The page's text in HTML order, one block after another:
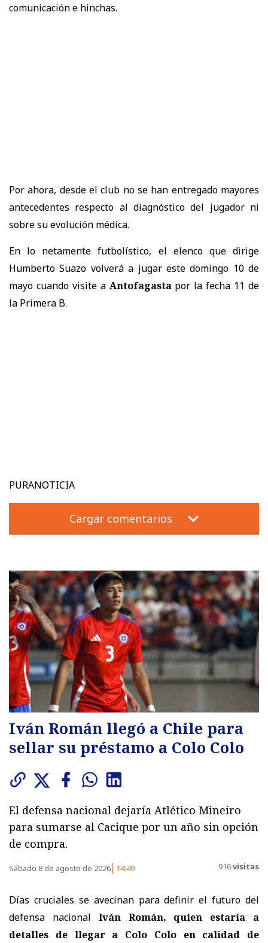
comunicación e hinchas.
Por ahora, desde el club no se han entregado mayores
antecedentes respecto al diagnóstico del jugador ni
sobre su evolución médica.
En lo netamente futbolístico, el elenco que dirige
Humberto Suazo volverá a jugar este domingo 10 de
mayo cuando visite a Antofagastapor la fecha 11 de
la Primera B.
PURANOTICIA
Cargar comentarios
Iván Román llegó a Chile para
sellar su préstamo a Colo Colo
El defensa nacional dejaría Atlético Mineiro
para sumarse al Cacique por un año sin opción
de compra.
Sábado 8 de agosto de 2026 14:49 916visitas
Días cruciales se avecinan para definir el futuro del
defensa nacional Iván Román, quien estaría a
detalles de llegar a Colo Colo en calidad de